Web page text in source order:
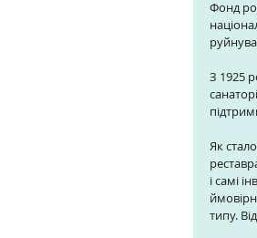
Фонд
З 1925
Як
і самі
типу.